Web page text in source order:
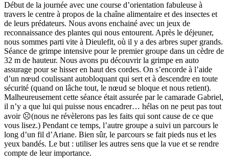
Début de la journée avec une course d’orientation fabuleuse à
travers le centre à propos de la chaîne alimentaire et des insectes et
de leurs prédateurs. Nous avons enchainé avec un jeux de
reconnaissance des plantes qui nous entourent. Après le déjeuner,
nous sommes parti vite à Dieulefit, où il y a des arbres super grands.
Séance de grimpe intensive pour le premier groupe dans un cèdre de
32 m de hauteur. Nous avons pu découvrir la grimpe en auto
assurage pour se hisser en haut des cordes. On s’encorde à l’aide
d’un nœud coulissant autobloquant qui sert et à descendre en toute
sécurité (quand on lâche tout, le nœud se bloque et nous retient).
Malheureusement cette séance était assurée par le camarade Gabriel,
il n’y a que lui qui puisse nous encadrer… hélas on ne peut pas tout
avoir ☹(nous ne révèlerons pas les faits qui sont cause de ce que
vous lisez.) Pendant ce temps, l’autre groupe a suivi un parcours le
long d’un fil d’Ariane. Bien sûr, le parcours se fait pieds nus et les
yeux bandés. Le but : utiliser les autres sens que la vue et se rendre
compte de leur importance.